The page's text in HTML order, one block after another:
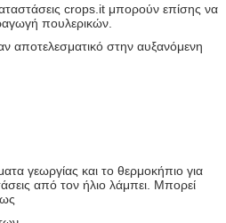
crops.it μπορούν επίσης να
πουλερικών.
αποτελεσματικό στην αυξανόμενη
γεωργίας και το θερμοκήπιο για
από τον ήλιο λάμπει. Μπορεί